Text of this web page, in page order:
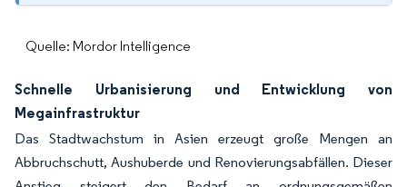
Quelle: Mordor Intelligence
Schnelle Urbanisierung und Entwicklung von
Megainfrastruktur
Das Stadtwachstum in Asien erzeugt große Mengen an
Abbruchschutt, Aushuberde und Renovierungsabfällen. Dieser